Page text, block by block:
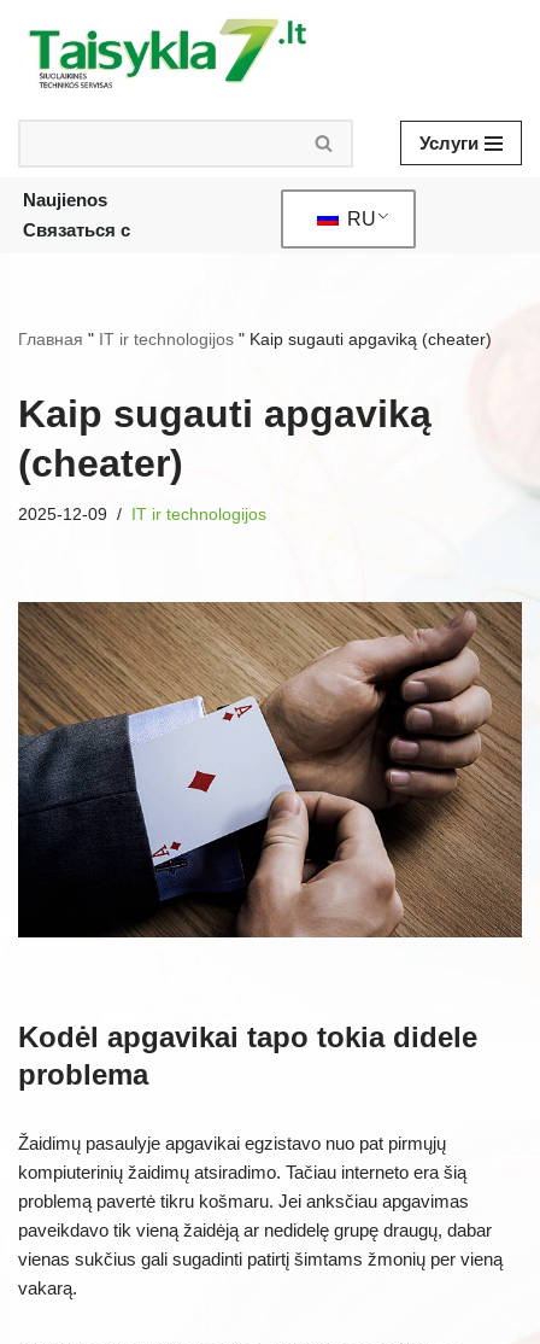
Skip
content
Услуги
Naujienos
Связаться с
RU
Главная " IT ir technologijos " Kaip sugauti apgaviką (cheater)
Kaip sugauti apgaviką
(cheater)
2025-12-09 IT ir technologijos
Kodėl apgavikai tapo tokia didele
problema
Žaidimų pasaulyje apgavikai egzistavo nuo pat pirmųjų
kompiuterinių žaidimų atsiradimo. Tačiau interneto era šią
problemą pavertė tikru košmaru. Jei anksčiau apgavimas
paveikdavo tik vieną žaidėją ar nedidelę grupę draugų, dabar
vienas sukčius gali sugadinti patirtį šimtams žmonių per vieną
vakarą.